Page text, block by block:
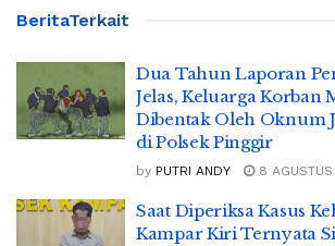
BeritaTerkait
Dua Tahun Laporan
Jelas, Keluarga Korban
Dibentak Oleh Oknum
di Polsek Pinggir
by PUTRI ANDY 8
Saat Diperiksa Kasus
Kampar Kiri Ternyata